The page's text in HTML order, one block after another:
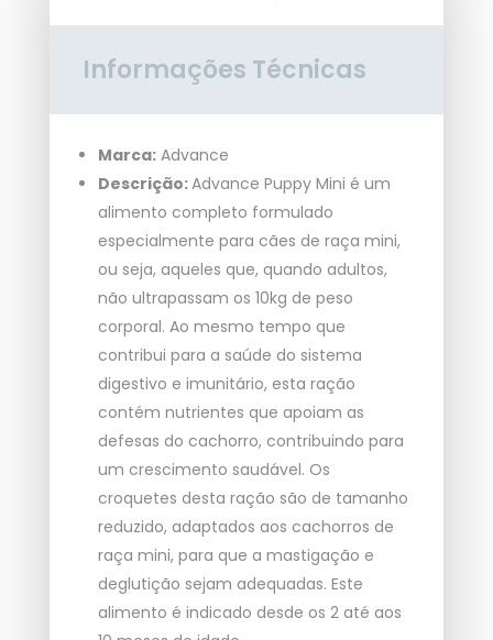
Arroz
Informações Técnicas
Marca:Advance
Descrição:Advance Puppy Mini é um
alimento completo formulado
especialmente para cães de raça mini,
ou seja, aqueles que, quando adultos,
não ultrapassam os 10kg de peso
corporal. Ao mesmo tempo que
contribui para a saúde do sistema
digestivo e imunitário, esta ração
contém nutrientes que apoiam as
defesas do cachorro, contribuindo para
um crescimento saudável. Os
croquetes desta ração são de tamanho
reduzido, adaptados aos cachorros de
raça mini, para que a mastigação e
deglutição sejam adequadas. Este
alimento é indicado desde os 2 até aos